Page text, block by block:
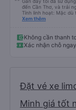
đến Cần Thơ, và trải
Tính linh hoạt: Mặc
buýt ban đầu trong
Tôi rất khuyên bạn
buýt khởi hành đúng
với ghế ngồi rộng rãi,
đến tận cửa khách
VeXere và đặt xe
Xem thêm
Không cần thanh
Xác nhận chỗ
Đặt vé xe
Minh giá tốt